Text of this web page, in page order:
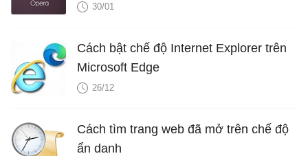
30/01
Cách bật chế độ Internet Explorer trên
Microsoft Edge
26/12
Cách tìm trang web đã mở trên chế độ
ẩn danh